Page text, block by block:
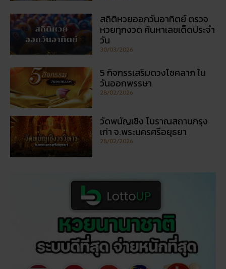
สถิติหวยออกวันอาทิตย์ ตรวจ
หวยทุกงวด ค้นหาเลขเด็ดประจำ
วัน
30/03/2026
5 กิจกรรเสริมดวงโชคลาภ ใน
วันออกพรรษา
28/02/2026
วัดพนัญเชิง โบราณสถานกรุง
เก่า จ.พระนครศรีอยุธยา
28/02/2026